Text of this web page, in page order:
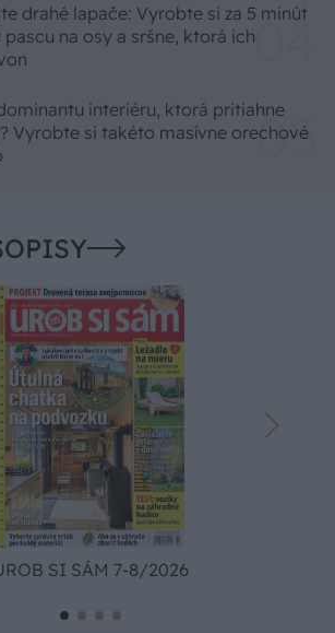
drahé lapače: Vyrobte si za 5 minút
na osy a sršne, ktorá ich
interiéru, ktorá pritiahne
Vyrobte si takéto masívne orechové
SI SÁM 7-8/2026